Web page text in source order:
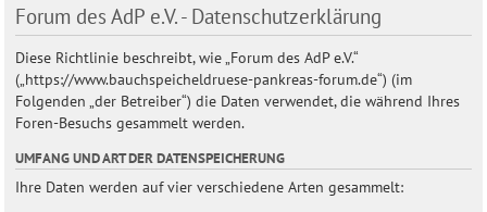
Forum des AdP e.V. - Datenschutzerklärung
Diese Richtlinie beschreibt, wie „Forum des AdP e.V.“
(„https://www.bauchspeicheldruese-pankreas-forum.de“) (im
Folgenden „der Betreiber“) die Daten verwendet, die während Ihres
Foren-Besuchs gesammelt werden.
UMFANG UND ART DER DATENSPEICHERUNG
Ihre Daten werden auf vier verschiedene Arten gesammelt: